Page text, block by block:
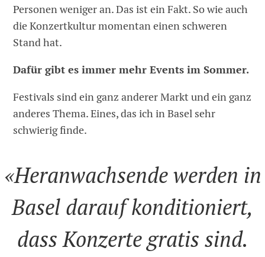
Personen weniger an. Das ist ein Fakt. So wie auch
die Konzertkultur momentan einen schweren
Stand hat.
Dafür gibt es immer mehr Events im Sommer.
Festivals sind ein ganz anderer Markt und ein ganz
anderes Thema. Eines, das ich in Basel sehr
schwierig finde.
«Heranwachsende werden in
Basel darauf konditioniert,
dass Konzerte gratis sind.